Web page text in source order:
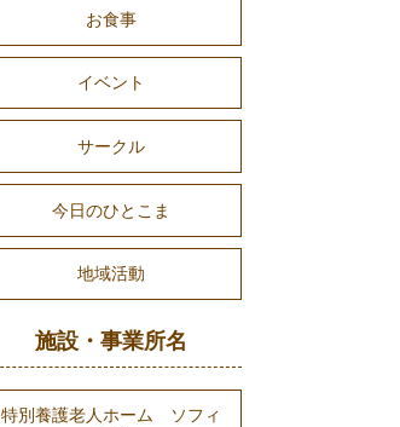
お食事
イベント
サークル
今日のひとこま
地域活動
施設・事業所名
特別養護老人ホーム ソフィ